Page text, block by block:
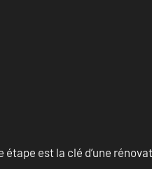
est la clé d’une